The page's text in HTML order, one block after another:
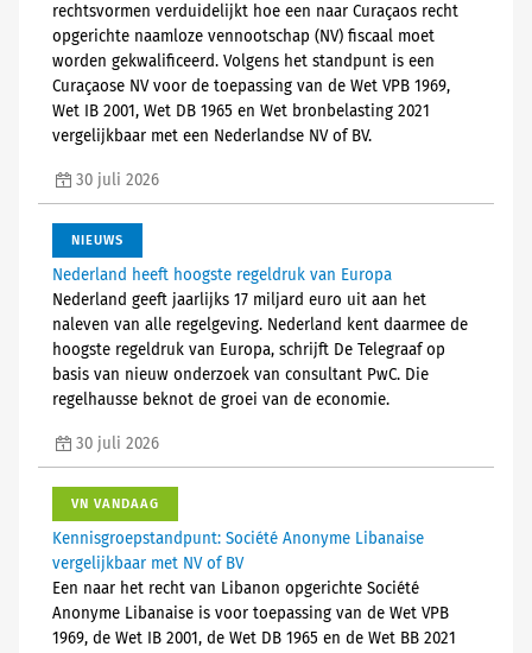
rechtsvormen verduidelijkt hoe een naar Curaçaos recht
opgerichte naamloze vennootschap (NV) fiscaal moet
worden gekwalificeerd. Volgens het standpunt is een
Curaçaose NV voor de toepassing van de Wet VPB 1969,
Wet IB 2001, Wet DB 1965 en Wet bronbelasting 2021
vergelijkbaar met een Nederlandse NV of BV.
30 juli 2026
NIEUWS
Nederland heeft hoogste regeldruk van Europa
Nederland geeft jaarlijks 17 miljard euro uit aan het
naleven van alle regelgeving. Nederland kent daarmee de
hoogste regeldruk van Europa, schrijft De Telegraaf op
basis van nieuw onderzoek van consultant PwC. Die
regelhausse beknot de groei van de economie.
30 juli 2026
VN VANDAAG
Kennisgroepstandpunt: Société Anonyme Libanaise
vergelijkbaar met NV of BV
Een naar het recht van Libanon opgerichte Société
Anonyme Libanaise is voor toepassing van de Wet VPB
1969, de Wet IB 2001, de Wet DB 1965 en de Wet BB 2021